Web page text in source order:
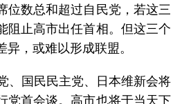
位数总和超过自民党，若这三
阻止高市出任首相。但这三个
，或难以形成联盟。
、国民民主党、日本维新会将
党首会谈。高市也将于当天下